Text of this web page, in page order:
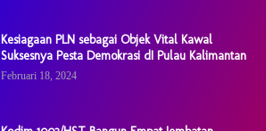
Kesiagaan PLN sebagai Objek Vital Kawal
Suksesnya Pesta Demokrasi dI Pulau Kalimantan
Februari 18, 2024